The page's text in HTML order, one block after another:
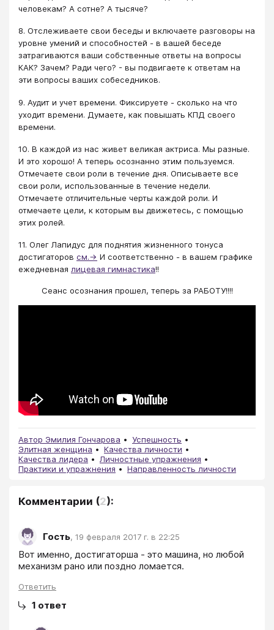
человекам? А сотне? А тысяче?
8. Отслеживаете свои беседы и включаете разговоры на
уровне умений и способностей - в вашей беседе
затрагиваются ваши собственные ответы на вопросы
КАК? Зачем? Ради чего? - вы подвигаете к ответам на
эти вопросы ваших собеседников.
9. Аудит и учет времени. Фиксируете - сколько на что
уходит времени. Думаете, как повышать КПД своего
времени.
10. В каждой из нас живет великая актриса. Мы разные.
И это хорошо! А теперь осознанно этим пользуемся.
Отмечаете свои роли в течение дня. Описываете все
свои роли, использованные в течение недели.
Отмечаете отличительные черты каждой роли. И
отмечаете цели, к которым вы движетесь, с помощью
этих ролей.
11. Олег Лапидус для поднятия жизненного тонуса
достигаторов см.→ И соответственно - в вашем графике
ежедневная лицевая гимнастика!!
Сеанс осознания прошел, теперь за РАБОТУ!!!!
Автор Эмилия Гончарова
Успешность
Элитная женщина
Качества личности
Качества лидера
Личностные упражнения
Практики и упражнения
Направленность личности
Комментарии (2):
Гость, 19 февраля 2017 г. в 22:25
Вот именно, достигаторша - это машина, но любой
механизм рано или поздно ломается.
Ответить
1 ответ